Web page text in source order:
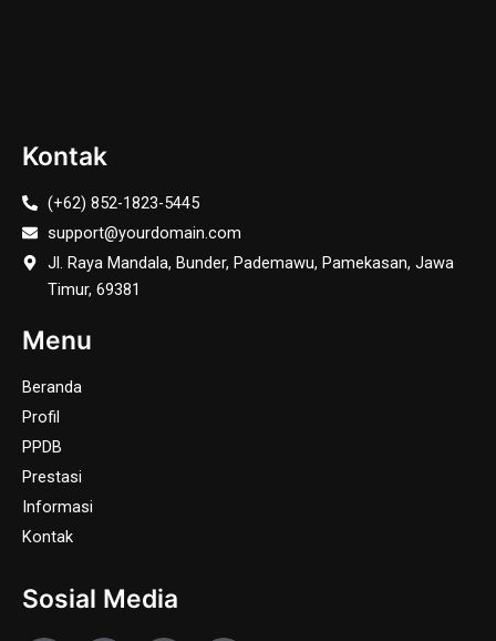
Kontak
(+62) 852-1823-5445
support@yourdomain.com
Jl. Raya Mandala, Bunder, Pademawu, Pamekasan, Jawa
Timur, 69381
Menu
Beranda
Profil
PPDB
Prestasi
Informasi
Kontak
Sosial Media